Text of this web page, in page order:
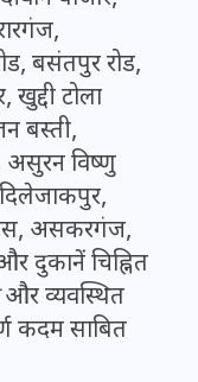
बसंतपुर रोड,
खुद्दी टोला
बस्ती,
असुरन विष्णु
असकरगंज,
दुकानें चिह्नित
और व्यवस्थित
कदम साबित